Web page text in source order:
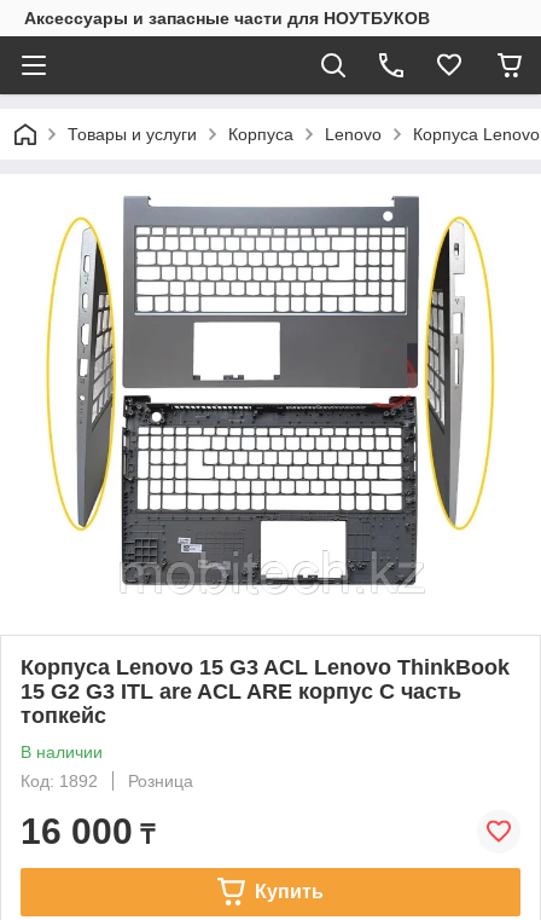
Аксессуары и запасные части для НОУТБУКОВ
Товары и услуги Корпуса Lenovo Корпуса
Корпуса Lenovo 15 G3 ACL Lenovo ThinkBook
15 G2 G3 ITL are ACL ARE корпус C часть
топкейс
В наличии
Код: 1892
Розница
16 000 ₸
Купить